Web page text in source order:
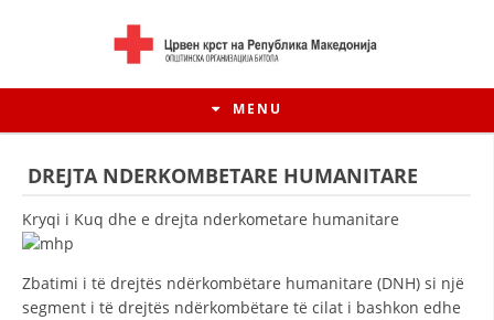
MENU
DREJTA NDERKOMBETARE HUMANITARE
Kryqi i Kuq dhe e drejta nderkometare humanitare
Zbatimi i të drejtës ndërkombëtare humanitare (DNH) si një
segment i të drejtës ndërkombëtare të cilat i bashkon edhe